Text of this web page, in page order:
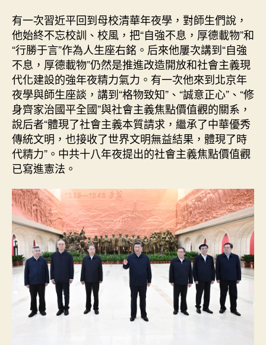
有一次習近平回到母校清華年夜學，對師生們說，
他始終不忘校訓、校風，把“自強不息，厚德載物”和
“行勝于言”作為人生座右銘。后來他屢次講到“自強
不息，厚德載物”仍然是推進改造開放和社會主義現
代化建設的強年夜精力氣力。有一次他來到北京年
夜學與師生座談，講到“格物致知”、“誠意正心”、“修
身齊家治國平全國”與社會主義焦點價值觀的關系，
說后者“體現了社會主義本質請求，繼承了中華優秀
傳統文明，也接收了世界文明無益結果，體現了時
代精力”。中共十八年夜提出的社會主義焦點價值觀
已寫進憲法。